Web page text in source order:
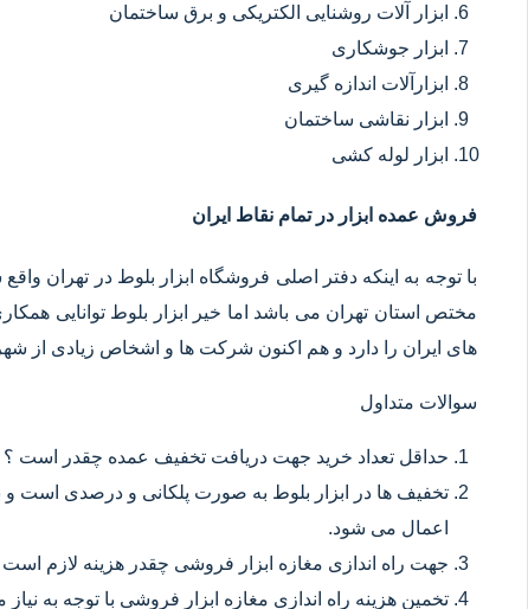
ابزار آلات روشنایی الکتریکی و برق ساختمان
ابزار جوشکاری
ابزارآلات اندازه گیری
ابزار نقاشی ساختمان
ابزار لوله کشی
فروش عمده ابزار در تمام نقاط ایران
با توجه به اینکه دفتر اصلی فروشگاه ابزار بلوط در تهران
مختص استان تهران می باشد اما خیر ابزار بلوط توانایی
های ایران را دارد و هم اکنون شرکت ها و اشخاص زیادی از
سوالات متداول
حداقل تعداد خرید جهت دریافت تخفیف عمده چقدر است ؟
تخفیف ها در ابزار بلوط به صورت پلکانی و درصدی است و
اعمال می شود.
جهت راه اندازی مغازه ابزار فروشی چقدر هزینه لازم
تخمین هزینه راه اندازی مغازه ابزار فروشی با توجه به